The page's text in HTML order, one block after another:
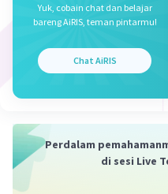
1
Bunga = n/12 x p x Mo
2.000.000 = 12/12 x
p = 2.000.000/
Jadi bunga yang
10%
Yuk, cobain chat dan belajar
bareng AiRIS, teman pintarmu!
Chat AiRIS
Perdalam
di sesi Live